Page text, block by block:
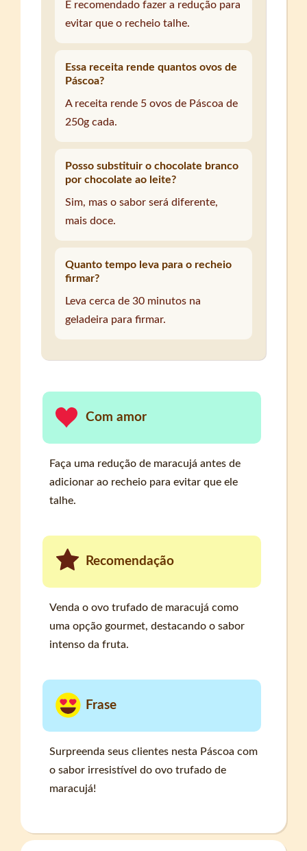
É recomendado fazer a redução para
evitar que o recheio talhe.
Essa receita rende quantos ovos de
Páscoa?
A receita rende 5 ovos de Páscoa de
250g cada.
Posso substituir o chocolate branco
por chocolate ao leite?
Sim, mas o sabor será diferente,
mais doce.
Quanto tempo leva para o recheio
firmar?
Leva cerca de 30 minutos na
geladeira para firmar.
Com amor
Faça uma redução de maracujá antes de
adicionar ao recheio para evitar que ele
talhe.
Recomendação
Venda o ovo trufado de maracujá como
uma opção gourmet, destacando o sabor
intenso da fruta.
Frase
Surpreenda seus clientes nesta Páscoa com
o sabor irresistível do ovo trufado de
maracujá!